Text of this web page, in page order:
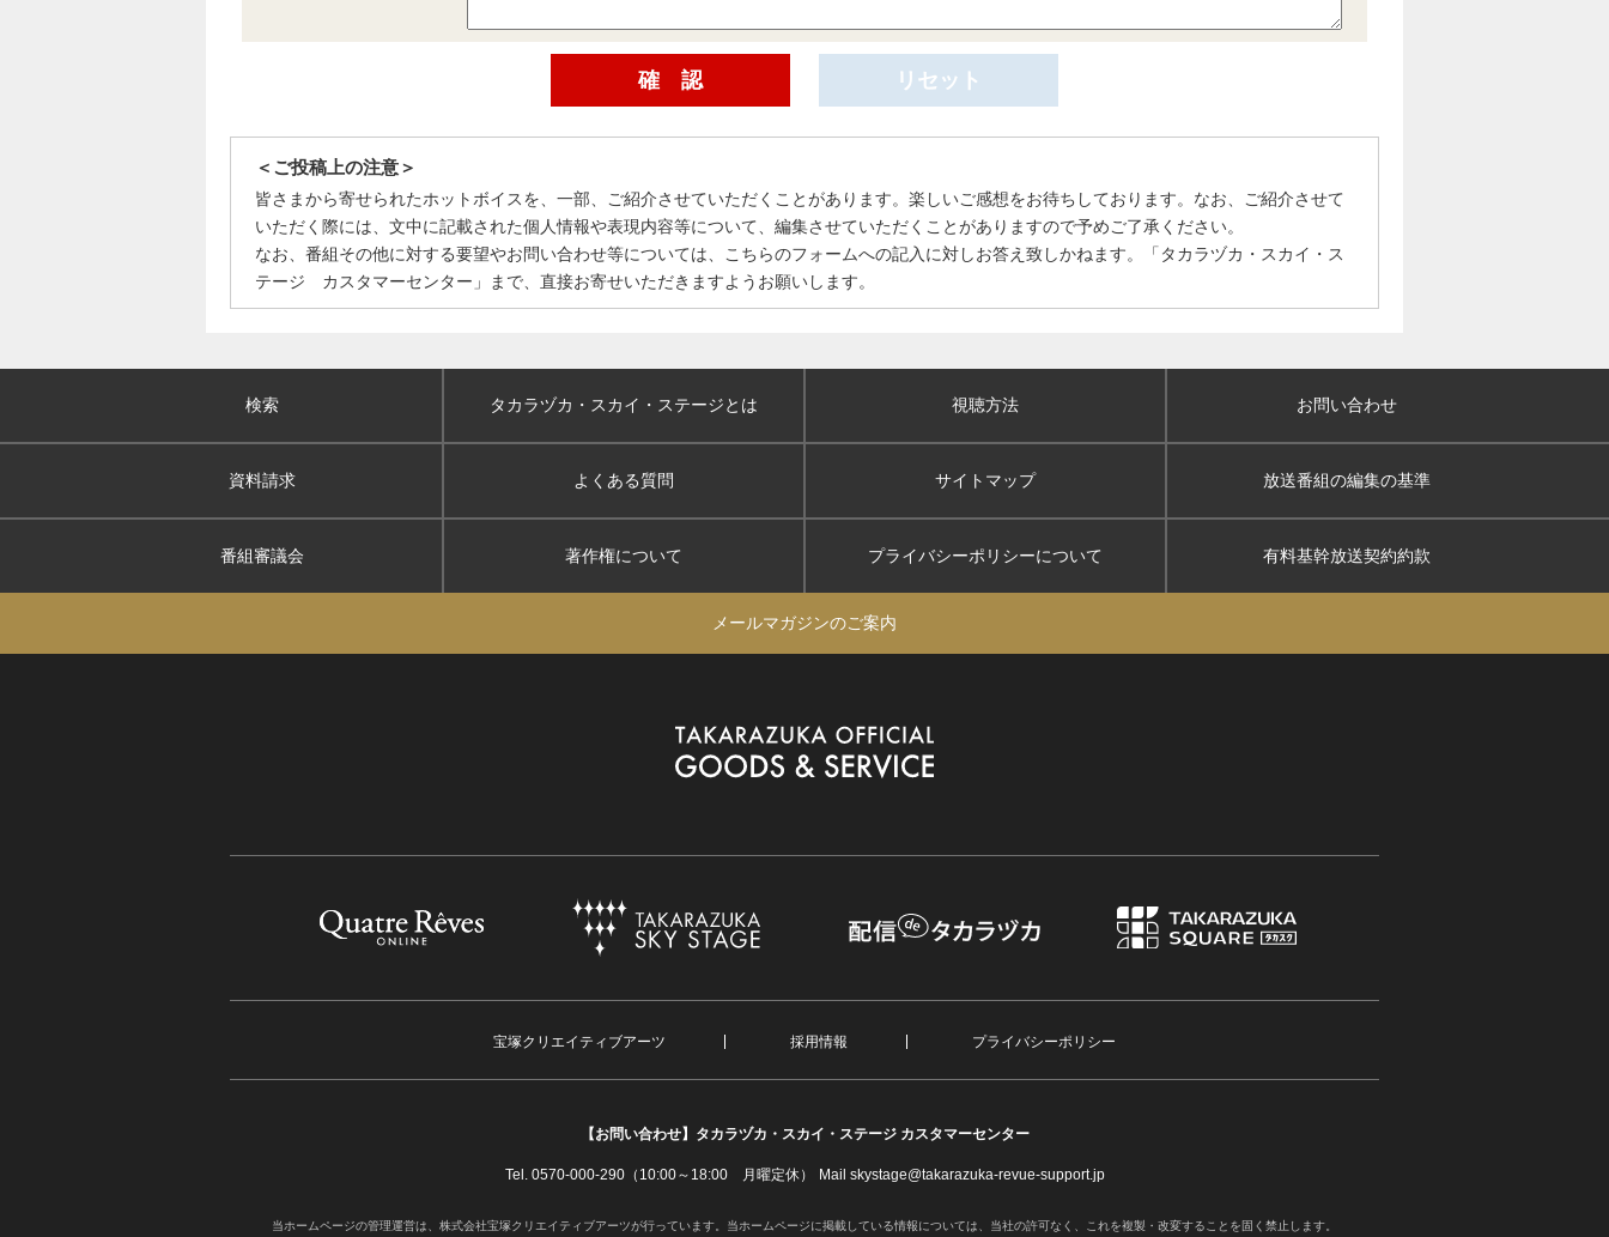
＜ご投稿上の注意＞
皆さまから寄せられたホットボイスを、一部、ご紹介させていただくことがあります。楽しいご感想をお待ちしております。なお、ご紹介させて
いただく際には、文中に記載された個人情報や表現内容等について、編集させていただくことがありますので予めご了承ください。
なお、番組その他に対する要望やお問い合わせ等については、こちらのフォームへの記入に対しお答え致しかねます。「タカラヅカ・スカイ・ス
テージ カスタマーセンター」まで、直接お寄せいただきますようお願いします。
検索 タカラヅカ・スカイ ・ステージとは 視聴方法 お問い合わせ
資料請求 よくある質問 サイトマップ 放送番組の編集の基準
番組審議会 著作権について プライバシーポリシーについて 有料基幹放送契約約款
メールマガジンのご案内
宝塚クリエイティブアーツ 採用情報 プライバシーポリシー
【お問い合わせ】 タカラヅカ・スカイ・ステージ カスタマーセンター
Tel. 0570-000-290（10:00～18:00 月曜定休） Mail skystage@takarazuka-revue-support.jp
当ホームページの管理運営は、株式会社宝塚クリエイティブアーツが行っています。当ホームページに掲載している情報については、当社の許可なく、これを複製・改変することを固く禁止します。